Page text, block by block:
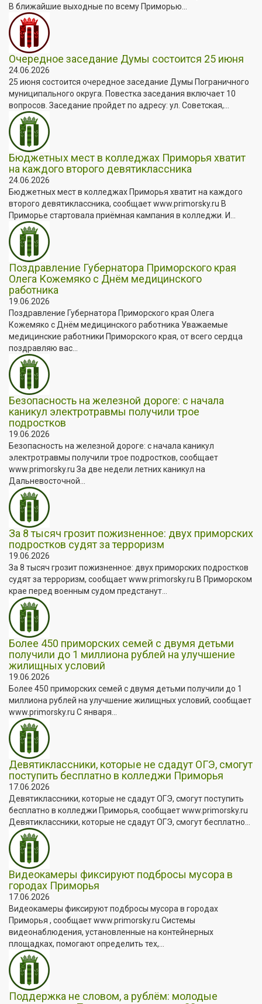
В ближайшие выходные по всему Приморью...
Очередное заседание Думы состоится 25 июня
24.06.2026
25 июня состоится очередное заседание Думы Пограничного
муниципального округа. Повестка заседания включает 10
вопросов. Заседание пройдет по адресу: ул. Советская,...
Бюджетных мест в колледжах Приморья хватит
на каждого второго девятиклассника
24.06.2026
Бюджетных мест в колледжах Приморья хватит на каждого
второго девятиклассника, сообщает www.primorsky.ru В
Приморье стартовала приёмная кампания в колледжи. И...
Поздравление Губернатора Приморского края
Олега Кожемяко с Днём медицинского
работника
19.06.2026
Поздравление Губернатора Приморского края Олега
Кожемяко с Днём медицинского работника Уважаемые
медицинские работники Приморского края, от всего сердца
поздравляю вас...
Безопасность на железной дороге: с начала
каникул электротравмы получили трое
подростков
19.06.2026
Безопасность на железной дороге: с начала каникул
электротравмы получили трое подростков, сообщает
www.primorsky.ru За две недели летних каникул на
Дальневосточной...
За 8 тысяч грозит пожизненное: двух приморских
подростков судят за терроризм
19.06.2026
За 8 тысяч грозит пожизненное: двух приморских подростков
судят за терроризм, сообщает www.primorsky.ru В Приморском
крае перед военным судом предстанут...
Более 450 приморских семей с двумя детьми
получили до 1 миллиона рублей на улучшение
жилищных условий
19.06.2026
Более 450 приморских семей с двумя детьми получили до 1
миллиона рублей на улучшение жилищных условий, сообщает
www.primorsky.ru С января...
Девятиклассники, которые не сдадут ОГЭ, смогут
поступить бесплатно в колледжи Приморья
17.06.2026
Девятиклассники, которые не сдадут ОГЭ, смогут поступить
бесплатно в колледжи Приморья, сообщает www.primorsky.ru
Девятиклассники, которые не сдадут ОГЭ, смогут бесплатно...
Видеокамеры фиксируют подбросы мусора в
городах Приморья
17.06.2026
Видеокамеры фиксируют подбросы мусора в городах
Приморья , сообщает www.primorsky.ru Системы
видеонаблюдения, установленные на контейнерных
площадках, помогают определить тех,...
Поддержка не словом, а рублём: молодые